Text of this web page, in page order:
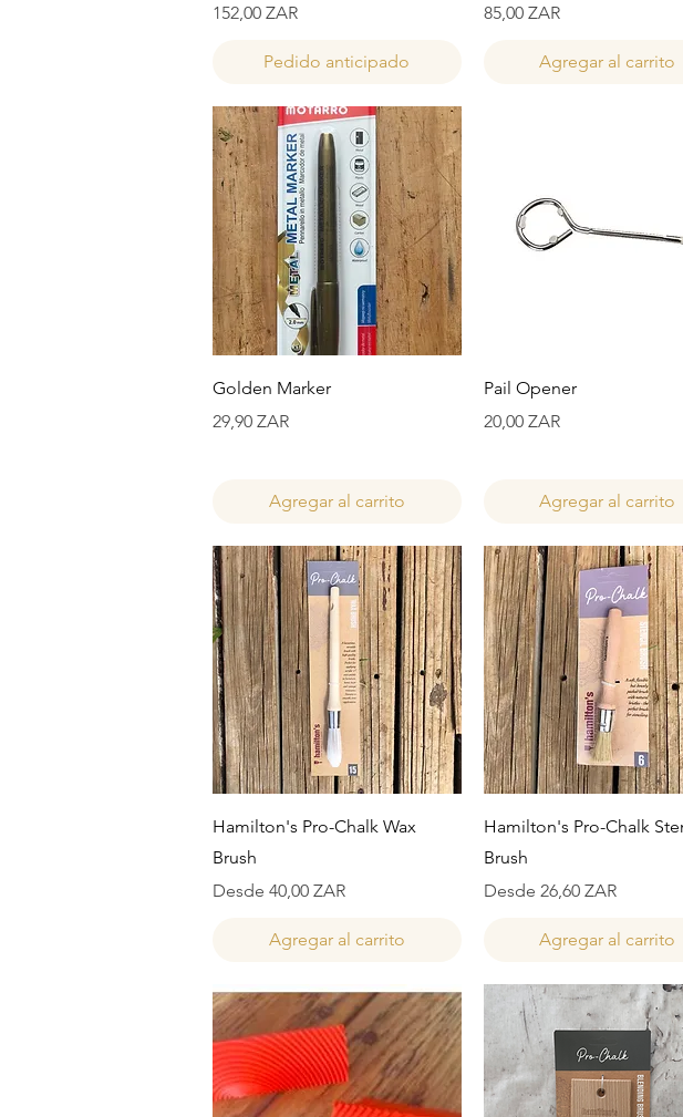
Precio
152,00 ZAR
Pedido anticipado
Precio
85,00 ZAR
Agregar al carrito
Vista rápida
Golden Marker
Precio
29,90 ZAR
Agregar al carrito
Vista rápida
Pail Opener
Precio
20,00 ZAR
Agregar al carrito
Vista rápida
Hamilton's Pro-Chalk Wax
Brush
Desde 40,00 ZAR
Precio de oferta
Agregar al carrito
Vista rápida
Hamilton's Pro-Chalk
Brush
Desde 26,60 ZAR
Precio de oferta
Agregar al carrito